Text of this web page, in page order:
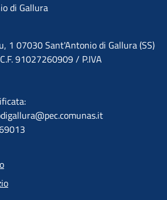
di Gallura
1 07030 Sant'Antonio di Gallura (SS)
91027260909 / P.IVA